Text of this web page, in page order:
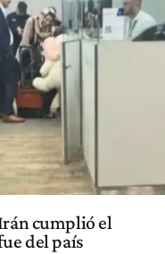
cumplió el
del país